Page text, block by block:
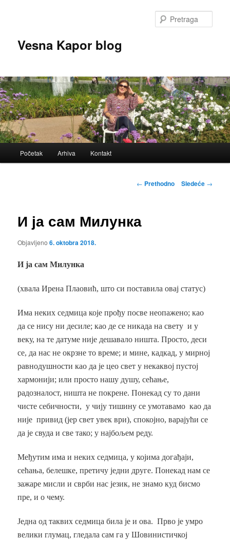
Vesna Kapor blog
izbornik
Početak Arhiva Kontakt
Kretanje
← Prethodno Sledeće →
И ја сам Милунка
Objavljeno6. oktobra 2018.
И ја сам Милунка
(хвала Ирена Плаовић, што си поставила овај статус)
Има неких седмица које прођу посве неопажено; као
да се нису ни десиле; као де се никада на свету и у
веку, на те датуме није дешавало ништа. Просто, деси
се, да нас не окрзне то време; и мине, кадкад, у мирној
равнодушности као да је цео свет у некаквој пустој
хармонији; или просто нашу душу, сећање,
радозналост, ништа не покрене. Понекад су то дани
чисте себичности, у чију тишину се умотавамо као да
није привид (јер свет увек ври), спокојно, варајући се
да је свуда и све тако; у најбољем реду.
Међутим има и неких седмица, у којима догађаји,
сећања, белешке, претичу једни друге. Понекад нам се
зажаре мисли и сврби нас језик, не знамо куд бисмо
пре, и о чему.
Једна од таквих седмица била је и ова. Прво је умро
велики глумац, гледала сам га у Шовинистичкој